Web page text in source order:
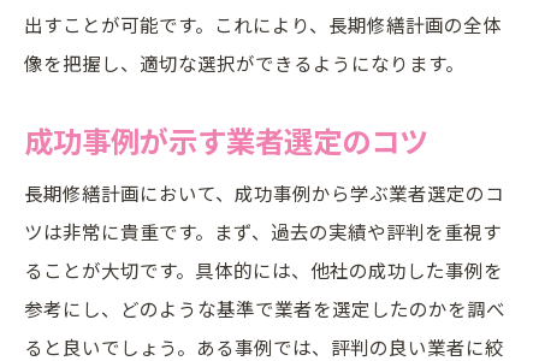
出すことが可能です。これにより、長期修繕計画の全体
像を把握し、適切な選択ができるようになります。
成功事例が示す業者選定のコツ
長期修繕計画において、成功事例から学ぶ業者選定のコ
ツは非常に貴重です。まず、過去の実績や評判を重視す
ることが大切です。具体的には、他社の成功した事例を
参考にし、どのような基準で業者を選定したのかを調べ
ると良いでしょう。ある事例では、評判の良い業者に絞